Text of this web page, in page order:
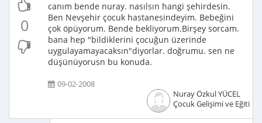
0
canım bende nuray. nasılsın hangi şehirdesin.
Ben Nevşehir çocuk hastanesindeyim. Bebeğini
çok öpüyorum. Bende bekliyorum.Birşey sorcam.
bana hep "bildiklerini çocuğun üzerinde
uygulayamayacaksın"diyorlar. doğrumu. sen ne
düşünüyorusn bu konuda.
09-02-2008
Nuray Özkul YÜCEL
Çocuk Gelişimi ve